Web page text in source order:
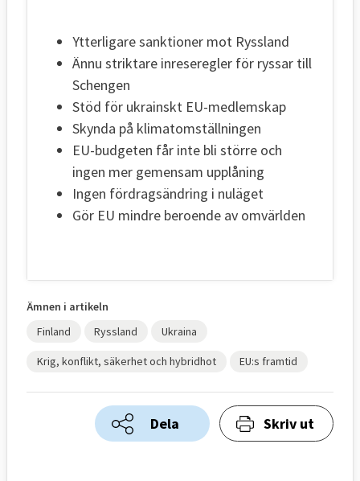
Ytterligare sanktioner mot Ryssland
Ännu striktare inreseregler för ryssar till
Schengen
Stöd för ukrainskt EU-medlemskap
Skynda på klimatomställningen
EU-budgeten får inte bli större och
ingen mer gemensam upplåning
Ingen fördragsändring i nuläget
Gör EU mindre beroende av omvärlden
Ämnen i artikeln
Finland
Ryssland Ukraina
Krig, konflikt, säkerhet och hybridhot EU:s framtid
Dela Skriv ut